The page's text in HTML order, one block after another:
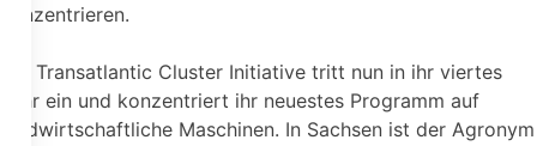
konzentrieren.
Die Transatlantic Cluster Initiative tritt nun in ihr viertes
Jahr ein und konzentriert ihr neuestes Programm auf
landwirtschaftliche Maschinen. In Sachsen ist der Agronym